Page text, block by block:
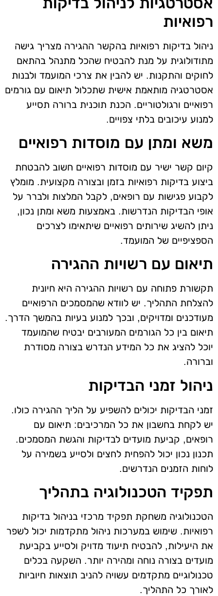
רפואיות
ניהול בדיקות רפואיות בהקשר ההגירה מצריך גישה
מתודולוגית על מנת להבטיח שהכל מתנהל בהתאם
לחוקים והתקנות. יש להבין את צרכי המועמד ולבנות
אסטרטגיה מותאמת אישית שתכלול תיאום עם גורמים
רפואיים ורגולטוריים. הכנת תוכנית ברורה תסייע
למנוע עיכובים בלתי צפויים.
משא ומתן עם מוסדות רפואיים
קיום קשר ישיר עם מוסדות רפואיים חשוב להבטחת
ביצוע בדיקות רפואיות בזמן ובצורה מקצועית. מומלץ
לקבוע פגישות עם רופאים, לקבל המלצות ולברר על
אופי הבדיקות הנדרשות. באמצעות משא ומתן נכון,
ניתן להשיג שירותים רפואיים שיתאימו לצרכים
הספציפיים של המועמד.
תיאום עם רשויות ההגירה
תקשורת פתוחה עם רשויות ההגירה היא חיונית
להצלחת התהליך. יש לוודא שהמסמכים הרפואיים
מעודכנים ומדויקים, ובכך למנוע בעיות בהמשך הדרך.
תיאום בין כל הגורמים המעורבים יבטיח שהמועמד
יוכל להציג את כל המידע הנדרש בצורה מסודרת
וברורה.
ניהול זמני הבדיקות
זמני הבדיקות יכולים להשפיע על הליך ההגירה כולו.
יש לקחת בחשבון את כל המרכיבים: תיאום עם
רופאים, קביעת מועדים לבדיקות והגשת המסמכים.
תכנון נכון יכול להפחית לחצים ולסייע בשמירה על
לוחות הזמנים הנדרשים.
תפקיד הטכנולוגיה בתהליך
הטכנולוגיה משחקת תפקיד מרכזי בניהול בדיקות
רפואיות. שימוש במערכות ניהול מתקדמות יכול לשפר
את היעילות, להבטיח תיעוד מדויק ולסייע בקביעת
מועדים בצורה נוחה ומהירה יותר. השקעה בכלים
טכנולוגיים מתקדמים עשויה להניב תוצאות חיוביות
לאורך כל התהליך.